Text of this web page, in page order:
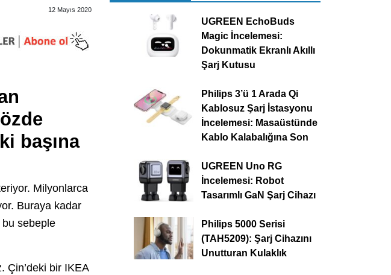
12 Mayıs 2020
başına
Milyonlarca
Buraya kadar
bu sebeple
Çin’deki bir IKEA
UGREEN EchoBuds
Magic İncelemesi:
Dokunmatik Ekranlı Akıllı
Şarj Kutusu
Philips 3’ü 1 Arada Qi
Kablosuz Şarj İstasyonu
İncelemesi: Masaüstünde
Kablo Kalabalığına Son
UGREEN Uno RG
İncelemesi: Robot
Tasarımlı GaN Şarj Cihazı
Philips 5000 Serisi
(TAH5209): Şarj Cihazını
Unutturan Kulaklık